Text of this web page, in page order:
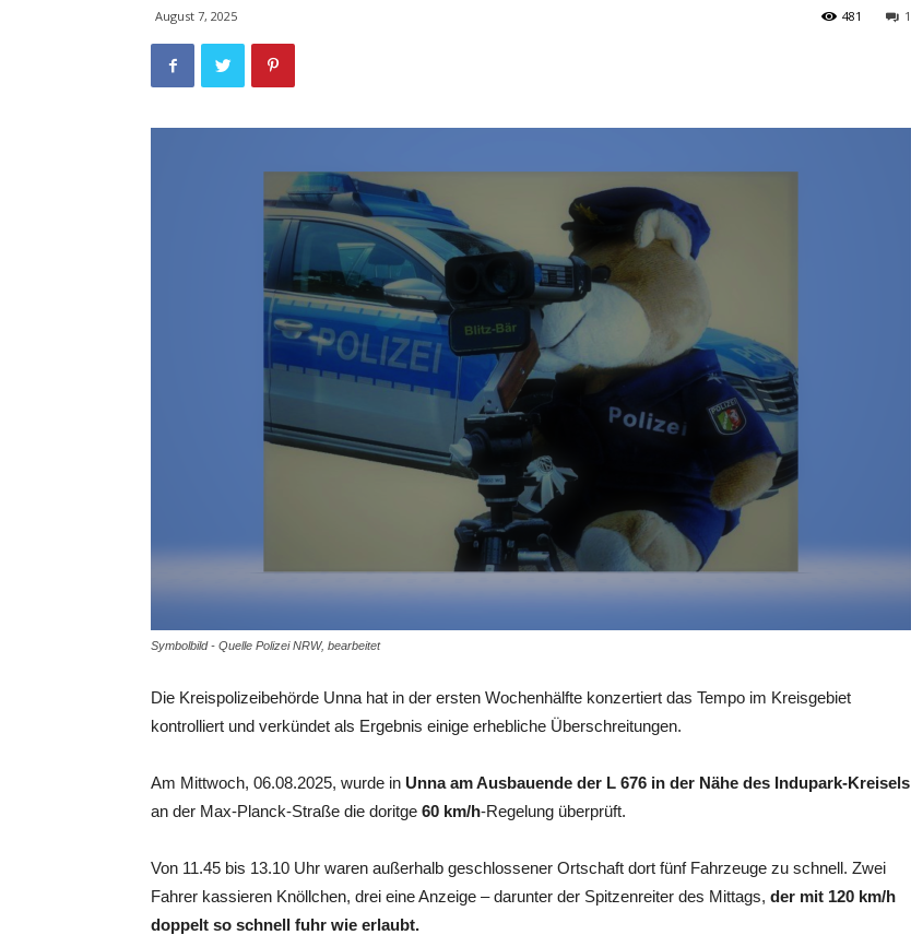
August 7, 2025 1
481
Symbolbild - Quelle Polizei NRW, bearbeitet
Die Kreispolizeibehörde Unna hat in der ersten Wochenhälfte konzertiert das Tempo im Kreisgebiet
kontrolliert und verkündet als Ergebnis einige erhebliche Überschreitungen.
Am Mittwoch, 06.08.2025, wurde in Unna am Ausbauende der L 676 in der Nähe des Indupark-Kreisels
an der Max-Planck-Straße die doritge 60 km/h-Regelung überprüft.
Von 11.45 bis 13.10 Uhr waren außerhalb geschlossener Ortschaft dort fünf Fahrzeuge zu schnell. Zwei
Fahrer kassieren Knöllchen, drei eine Anzeige – darunter der Spitzenreiter des Mittags, der mit 120 km/h
doppelt so schnell fuhr wie erlaubt.